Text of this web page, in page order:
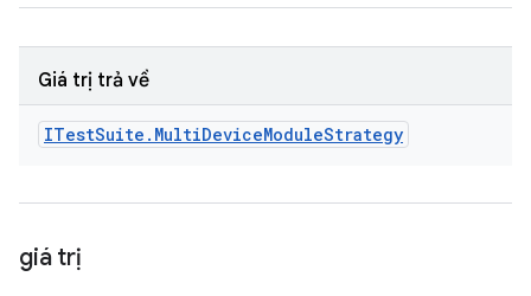
Giá trị trả về
ITestSuite . MultiDeviceModuleStrategy
giá trị